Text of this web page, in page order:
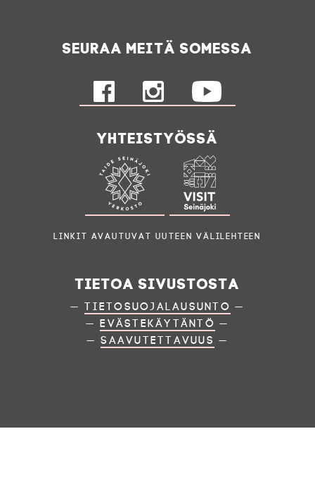
Seuraa meitä somessa
Yhteistyössä
Linkit avautuvat uuteen välilehteen
Tietoa sivustosta
—Tietosuojalausunto —
—Evästekäytäntö —
—Saavutettavuus —